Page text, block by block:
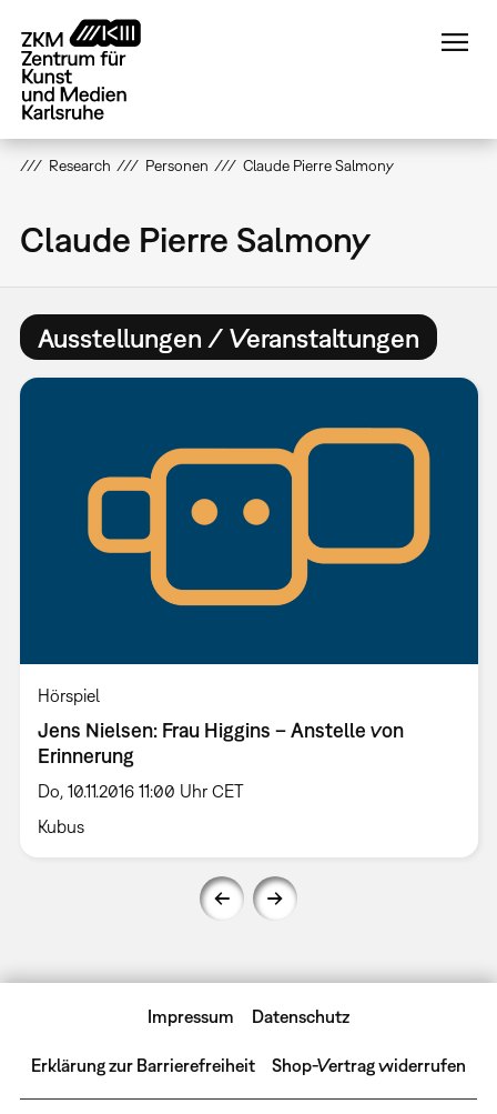
zum
Inhalt
Research Personen Claude Pierre Salmony
Claude Pierre Salmony
Ausstellungen / Veranstaltungen
Hörspiel
Jens Nielsen: Frau Higgins – Anstelle von
Erinnerung
Do, 10.11.2016 11:00 Uhr CET
Kubus
Impressum Datenschutz
Erklärung zur Barrierefreiheit Shop-Vertrag widerrufen